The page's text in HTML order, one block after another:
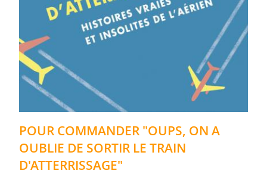
POUR COMMANDER "OUPS, ON A
OUBLIE DE SORTIR LE TRAIN
D'ATTERRISSAGE"